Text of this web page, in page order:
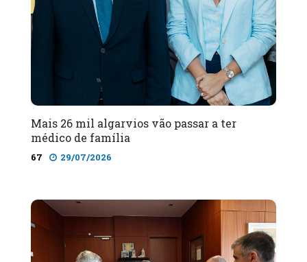
Mais 26 mil algarvios vão passar a ter
médico de família
67 29/07/2026